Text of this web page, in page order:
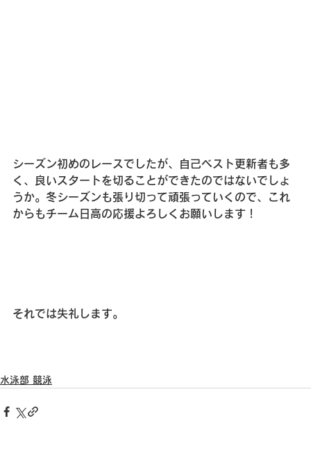
シーズン初めのレースでしたが、自己ベスト更新者も多
く、良いスタートを切ることができたのではないでしょ
うか。冬シーズンも張り切って頑張っていくので、これ
からもチーム日高の応援よろしくお願いします！
それでは失礼します。
水泳部 競泳